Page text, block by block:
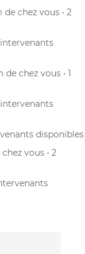
de chez vous • 2
intervenants
de chez vous • 1
intervenants
disponibles
vous • 2